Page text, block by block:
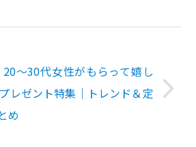
20〜30代女性がもらって嬉し
レゼント特集｜トレンド＆定
め